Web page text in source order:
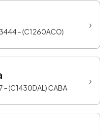
- (C1260ACO)
›
- (C1430DAL) CABA
›